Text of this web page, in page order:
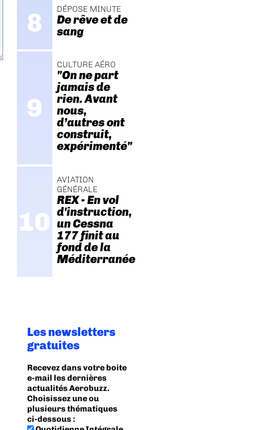
DÉPOSE MINUTE
De rêve et de
sang
CULTURE AÉRO
"On ne part
jamais de
rien. Avant
nous,
d’autres ont
construit,
expérimenté"
AVIATION
GÉNÉRALE
REX - En vol
d'instruction,
un Cessna
177 finit au
fond de la
Méditerranée
Les newsletters
gratuites
Recevez dans votre boite
e-mail les dernières
actualités Aerobuzz.
Choisissez une ou
plusieurs thématiques
ci-dessous :